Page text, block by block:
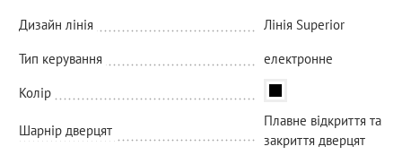
Дизайн лінія
Лінія Superior
Тип керування
електронне
Колір
Шарнір дверцят
Плавне відкриття та
закриття дверцят